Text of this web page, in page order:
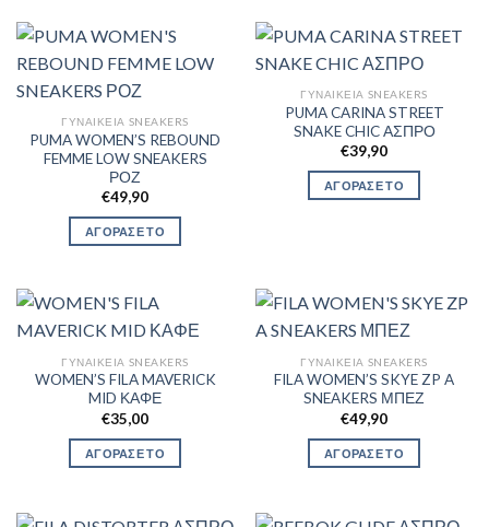
ΓΥΝΑΙΚΕΊΑ SNEAKERS
PUMA WOMEN’S REBOUND
FEMME LOW SNEAKERS
ΡΟΖ
€49,90
ΑΓΟΡΑΣΕ ΤΟ
ΓΥΝΑΙΚΕΊΑ SNEAKERS
PUMA CARINA STREET
SNAKE CHIC ΑΣΠΡΟ
€39,90
ΑΓΟΡΑΣΕ ΤΟ
ΓΥΝΑΙΚΕΊΑ SNEAKERS
WOMEN’S FILA MAVERICK
MID ΚΑΦΕ
€35,00
ΑΓΟΡΑΣΕ ΤΟ
ΓΥΝΑΙΚΕΊΑ SNEAKERS
FILA WOMEN’S SKYE ZP A
SNEAKERS ΜΠΕΖ
€49,90
ΑΓΟΡΑΣΕ ΤΟ